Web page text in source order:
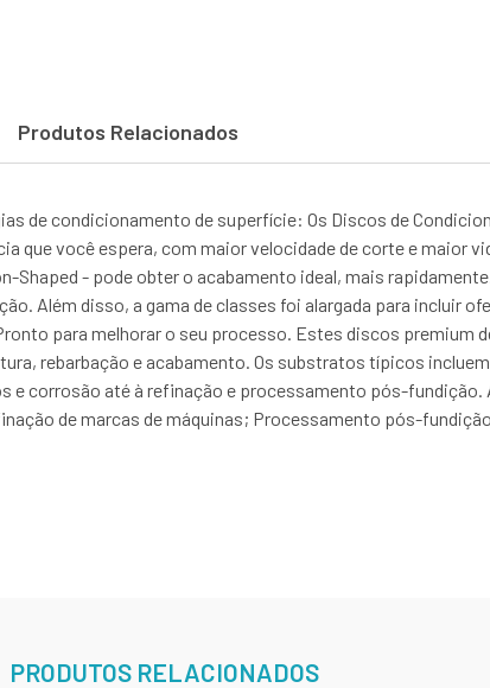
Produtos Relacionados
de condicionamento de superfície: Os Discos de
você espera, com maior velocidade de corte e maior
Shaped - pode obter o acabamento ideal, mais
Além disso, a gama de classes foi alargada para incluir
para melhorar o seu processo. Estes discos premium
rebarbação e acabamento. Os substratos típicos
e corrosão até à refinação e processamento pós-
de marcas de máquinas; Processamento pós-
PRODUTOS RELACIONADOS